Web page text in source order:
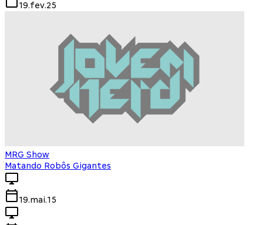
19.fev.25
MRG Show
Matando Robôs Gigantes
19.mai.15